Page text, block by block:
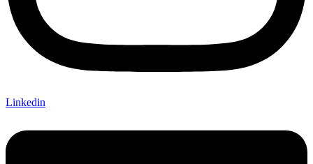
Linkedin